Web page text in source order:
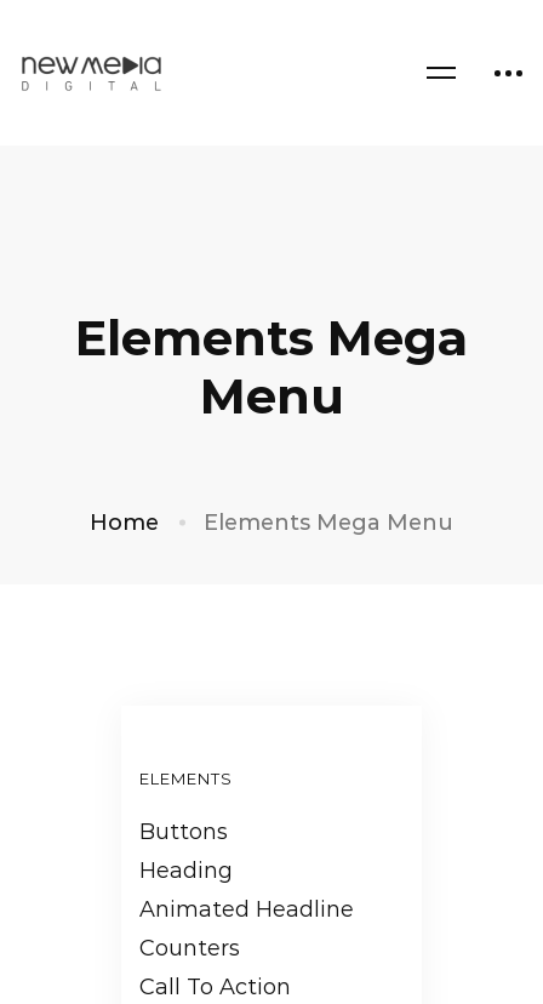
Elements Mega
Menu
Home Elements Mega Menu
ELEMENTS
Buttons
Heading
Animated Headline
Counters
Call To Action